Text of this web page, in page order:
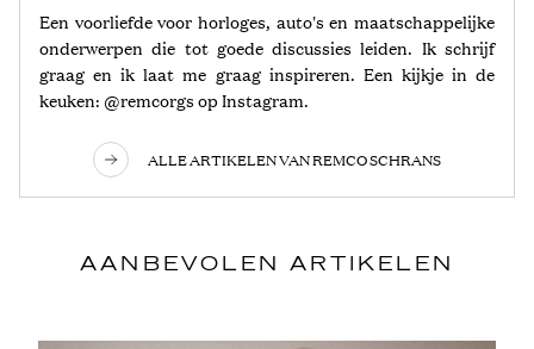
Een voorliefde voor horloges, auto's en maatschappelijke
onderwerpen die tot goede discussies leiden. Ik schrijf
graag en ik laat me graag inspireren. Een kijkje in de
keuken: @remcorgs op Instagram.
ALLE ARTIKELEN VAN REMCO SCHRANS
AANBEVOLEN ARTIKELEN